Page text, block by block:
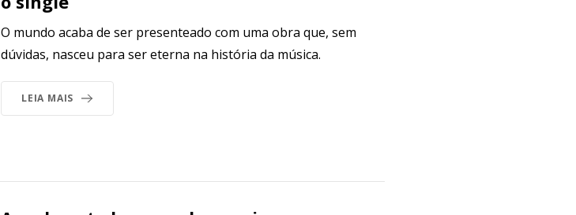
O mundo acaba de ser presenteado com uma obra que, sem
dúvidas, nasceu para ser eterna na história da música.
LEIA MAIS